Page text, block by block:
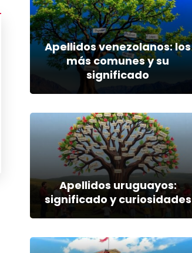
Apellidos venezolanos: los
más comunes y su
significado
Apellidos uruguayos:
significado y curiosidades